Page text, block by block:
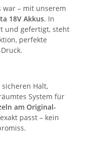
war – mit unserem
18V Akkus. In
und gefertigt, steht
perfekte
Halt,
System für
am Original-
passt – kein